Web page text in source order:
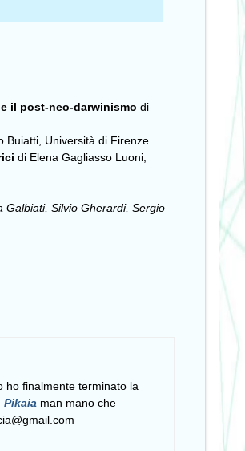
il post-neo-darwinismo di
Buiatti, Università di Firenze
di Elena Gagliasso Luoni,
Galbiati, Silvio Gherardi, Sergio
ho finalmente terminato la
Pikaia man mano che